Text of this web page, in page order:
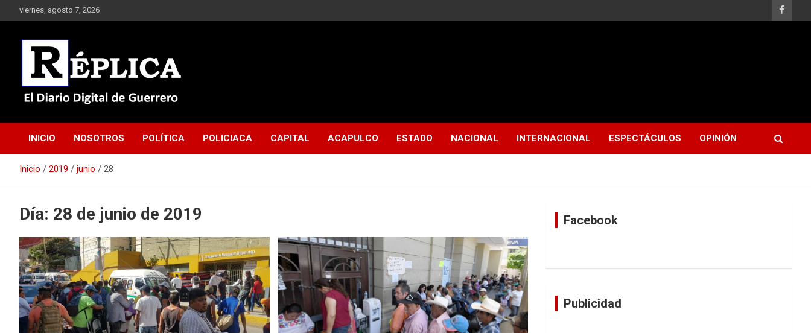
al
viernes, agosto 7, 2026
Réplica
INICIO NOSOTROS POLÍTICA POLICIACA CAPITAL ACAPULCO ESTADO NACIONAL INTERNACIONAL ESPECTÁCULOS OPINIÓN
Inicio 2019 junio 28
Día: 28 de junio de 2019 Facebook
Publicidad